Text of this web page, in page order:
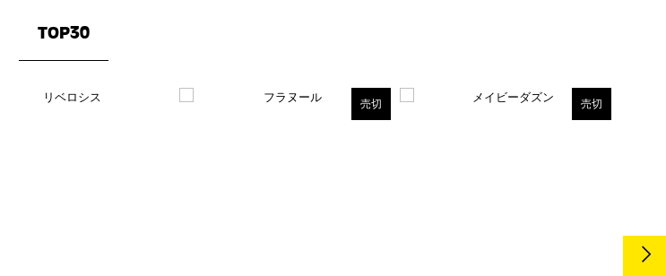
TOP30
売切 売切